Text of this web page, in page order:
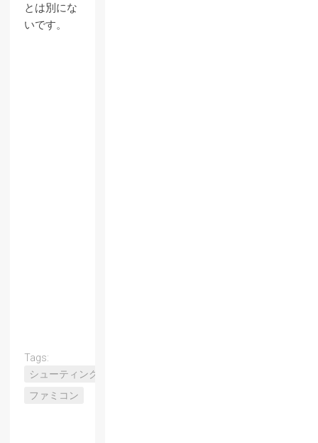
とは別にな
いです。
Tags:
シューティング
ファミコン